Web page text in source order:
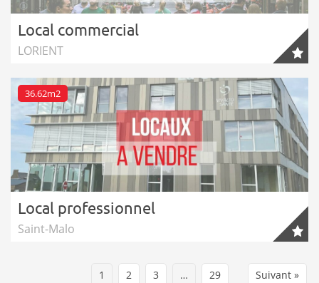
Local commercial
LORIENT
36.62m2
Local professionnel
Saint-Malo
1 2 3 … 29 Suivant »